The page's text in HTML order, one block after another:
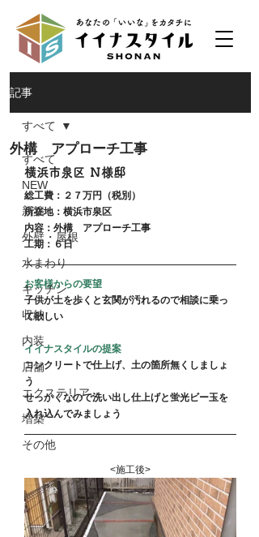
記事
すべて
NEW
新築
外壁・屋根
水まわり
キッチン
収納
内装
店舗
エクステリア
増築
その他
すべて
外構 アプローチ工事
横浜市泉区 Ｎ様邸
総工費：２７万円（税別）
所在地：横浜市泉区
内容：外構　アプローチ工事
工期：６日
お客様からの要望
子供が土を歩くと玄関が汚れるので相談に乗っ
て欲しい
イイナスタイルの提案
コンクリートで仕上げ、土の箇所無くしましょ
う
せっかくなので洗い出し仕上げと蛍光ビー玉を
入れ込んでみましょう
<施工後>